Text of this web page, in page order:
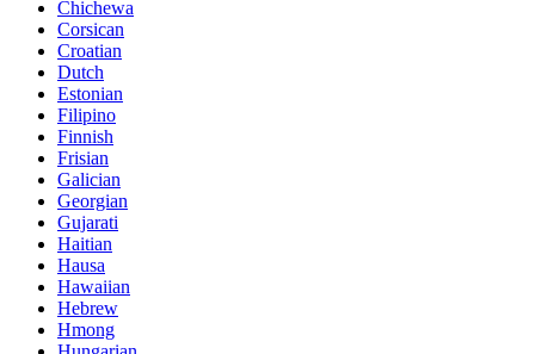
Chichewa
Corsican
Croatian
Dutch
Estonian
Filipino
Finnish
Frisian
Galician
Georgian
Gujarati
Haitian
Hausa
Hawaiian
Hebrew
Hmong